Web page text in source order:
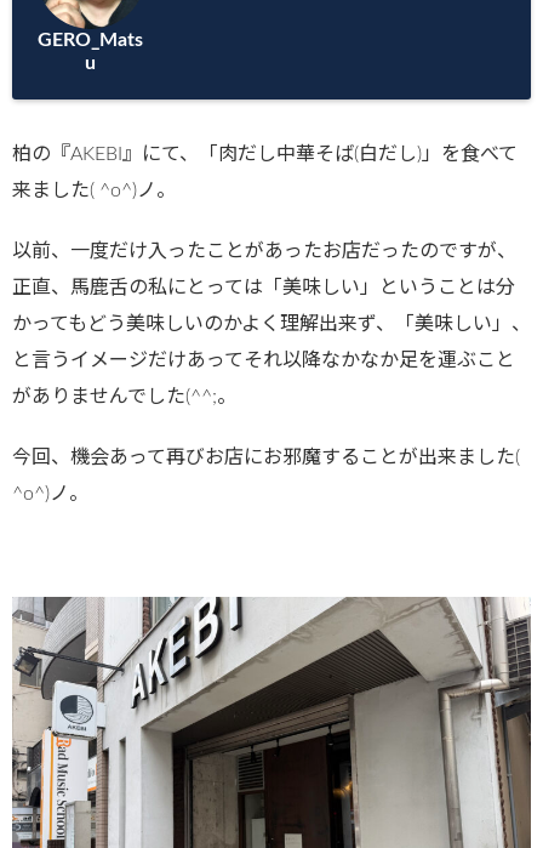
GERO_Mats
u
柏の『AKEBI』にて、「肉だし中華そば(白だし)」を食べて
来ました( ^o^)ノ。
以前、一度だけ入ったことがあったお店だったのですが、
正直、馬鹿舌の私にとっては「美味しい」ということは分
かってもどう美味しいのかよく理解出来ず、「美味しい」、
と言うイメージだけあってそれ以降なかなか足を運ぶこと
がありませんでした(^^;。
今回、機会あって再びお店にお邪魔することが出来ました(
^o^)ノ。